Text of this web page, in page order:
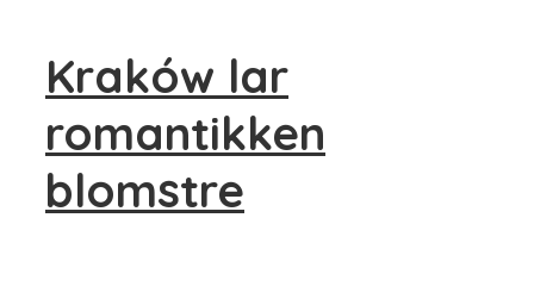
Kraków lar
romantikken
blomstre